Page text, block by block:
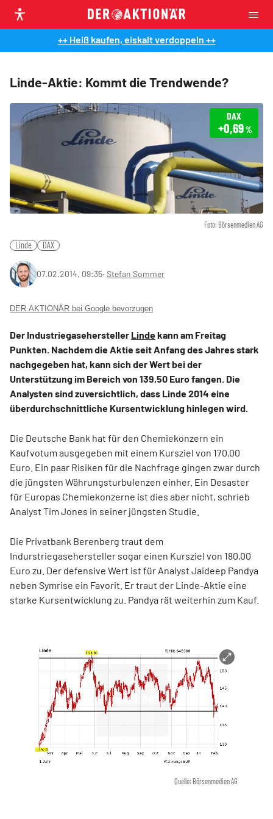
++ Heiß kaufen, eiskalt verdoppeln ++
Linde-Aktie: Kommt die Trendwende?
Foto: Börsenmedien AG
DAX
+0,69%
Linde DAX
07.02.2014, 09:35‧ Stefan Sommer
DER AKTIONÄR bei Google bevorzugen
Der Industriegasehersteller Lindekann am Freitag
Punkten. Nachdem die Aktie seit Anfang des Jahres stark
nachgegeben hat, kann sich der Wert bei der
Unterstützung im Bereich von 139,50 Euro fangen. Die
Analysten sind zuversichtlich, dass Linde 2014 eine
überdurchschnittliche Kursentwicklung hinlegen wird.
Die Deutsche Bank hat für den Chemiekonzern ein
Kaufvotum ausgegeben mit einem Kursziel von 170,00
Euro. Ein paar Risiken für die Nachfrage gingen zwar durch
die jüngsten Währungsturbulenzen einher. Ein Desaster
für Europas Chemiekonzerne ist dies aber nicht, schrieb
Analyst Tim Jones in seiner jüngsten Studie.
Die Privatbank Berenberg traut dem
Indurstriegasehersteller sogar einen Kursziel von 180,00
Euro zu. Der defensive Wert ist für Analyst Jaideep Pandya
neben Symrise ein Favorit. Er traut der Linde-Aktie eine
starke Kursentwicklung zu. Pandya rät weiterhin zum Kauf.
Quelle: Börsenmedien AG